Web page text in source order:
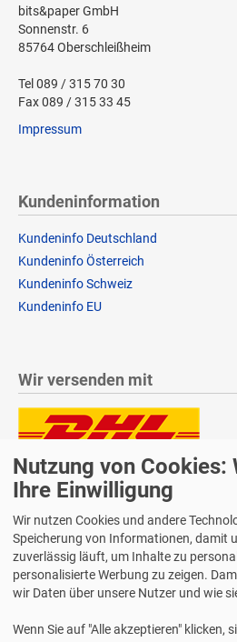
bits&paper GmbH
Sonnenstr. 6
85764 Oberschleißheim
Tel 089 / 315 70 30
Fax 089 / 315 33 45
Impressum
Kundeninformation
Kundeninfo Deutschland
Kundeninfo Österreich
Kundeninfo Schweiz
Kundeninfo EU
Wir versenden mit
Lieferung auch an
Samstagszustellung
Bequeme
Nutzung von Cookies:
Ihre Einwilligung
Wir nutzen Cookies und andere
Speicherung von Informationen, damit
zuverlässig läuft, um Inhalte zu
personalisierte Werbung zu zeigen.
wir Daten über unsere Nutzer und wie
Wenn Sie auf "Alle akzeptieren" klicken,